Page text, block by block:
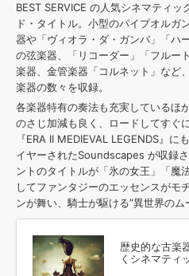
BEST SERVICE の人気シネマティ
ド・タイトル。小型のパイプオルガ
器や「ヴィオラ・ダ・ガンバ」「ハ
の弦楽器、「リコーダー」「フルー
楽器、金管楽器「コルネット」など
楽器の数々を収録。
各楽器特有の奏法も充実しているほ
のさじ加減も良く、ロードしてすぐ
『ERA II MEDIEVAL LEGENDS』
イヤーされたSoundscapes が収録
ントのタイトルが「氷の女王」「魔
してファンタジーのエッセンスがモ
ンが舞い、騎士が駆ける”異世界のム
歴史的な古楽
くシネマティ